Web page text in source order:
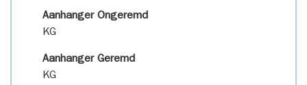
Aanhanger Ongeremd
KG
Aanhanger Geremd
KG